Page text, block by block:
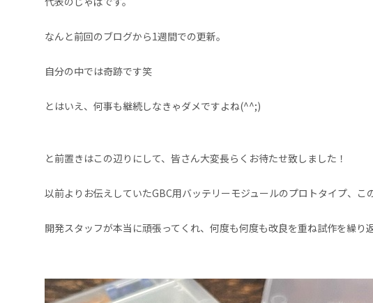
なんと前回のブログから1週間での更新。
自分の中では奇跡です笑
とはいえ、何事も継続しなきゃダメですよね(^^;)
と前置きはこの辺りにして、皆さん大変長らくお待たせ致しました！
以前よりお伝えしていたGBC用バッテリーモジュールのプロトタイプ、こ
開発スタッフが本当に頑張ってくれ、何度も何度も改良を重ね試作を繰り